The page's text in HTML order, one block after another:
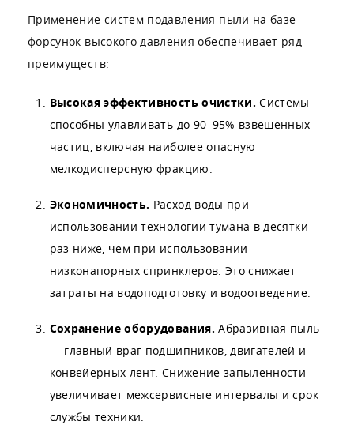
Применение систем подавления пыли на базе
форсунок высокого давления обеспечивает ряд
преимуществ:
Высокая эффективность очистки. Системы
способны улавливать до 90–95% взвешенных
частиц, включая наиболее опасную
мелкодисперсную фракцию.
Экономичность. Расход воды при
использовании технологии тумана в десятки
раз ниже, чем при использовании
низконапорных спринклеров. Это снижает
затраты на водоподготовку и водоотведение.
Сохранение оборудования. Абразивная пыль
— главный враг подшипников, двигателей и
конвейерных лент. Снижение запыленности
увеличивает межсервисные интервалы и срок
службы техники.